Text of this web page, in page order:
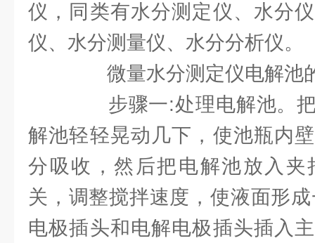
仪，同类有水分测定仪、水分
仪、水分测量仪、水分分析仪。
微量水分测定仪电解池
步骤一:处理电解池。把
解池轻轻晃动几下，使池瓶内
分吸收，然后把电解池放入夹
关，调整搅拌速度，使液面形
电极插头和电解电极插头插入